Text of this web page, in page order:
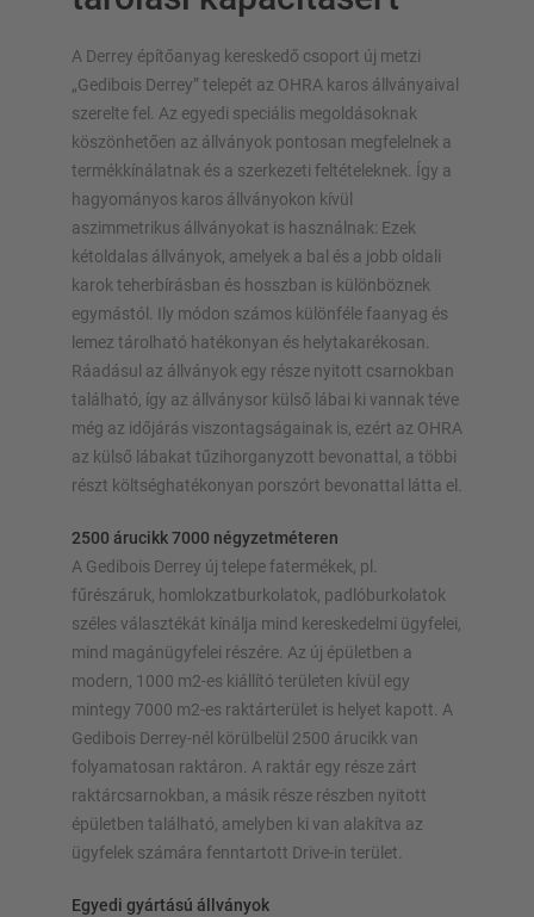
A Derrey építőanyag kereskedő csoport új metzi
„Gedibois Derrey” telepét az OHRA karos állványaival
szerelte fel. Az egyedi speciális megoldásoknak
köszönhetően az állványok pontosan megfelelnek a
termékkínálatnak és a szerkezeti feltételeknek. Így a
hagyományos karos állványokon kívül
aszimmetrikus állványokat is használnak: Ezek
kétoldalas állványok, amelyek a bal és a jobb oldali
karok teherbírásban és hosszban is különböznek
egymástól. Ily módon számos különféle faanyag és
lemez tárolható hatékonyan és helytakarékosan.
Ráadásul az állványok egy része nyitott csarnokban
található, így az állványsor külső lábai ki vannak téve
még az időjárás viszontagságainak is, ezért az OHRA
az külső lábakat tűzihorganyzott bevonattal, a többi
részt költséghatékonyan porszórt bevonattal látta el.
2500 árucikk 7000 négyzetméteren
A Gedibois Derrey új telepe fatermékek, pl.
fűrészáruk, homlokzatburkolatok, padlóburkolatok
széles választékát kínálja mind kereskedelmi ügyfelei,
mind magánügyfelei részére. Az új épületben a
modern, 1000 m2-es kiállító területen kívül egy
mintegy 7000 m2-es raktárterület is helyet kapott. A
Gedibois Derrey-nél körülbelül 2500 árucikk van
folyamatosan raktáron. A raktár egy része zárt
raktárcsarnokban, a másik része részben nyitott
épületben található, amelyben ki van alakítva az
ügyfelek számára fenntartott Drive-in terület.
Egyedi gyártású állványok
ÁLLVÁNYRENDSZEREK
Raklapos állvány
Automata raktári megoldások
Állványcsarnokok
Tároló galériák
Függőleges állványrendszer
Tervezze meg egyedileg állványrendszerét
Polc konfigurálása most